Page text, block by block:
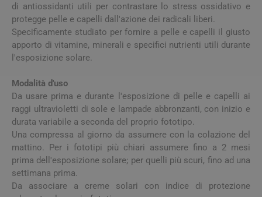
di antiossidanti utili per contrastare lo stress ossidativo e
protegge pelle e capelli dall'azione dei radicali liberi.
Specificamente studiato per fornire a pelle e capelli il giusto
apporto di vitamine, minerali e specifici nutrienti utili durante
l'esposizione solare.
Modalità d'uso
Da usare prima e durante l'esposizione di pelle e capelli ai
raggi ultravioletti di sole e lampade abbronzanti, con inizio e
durata variabile a seconda del proprio fototipo.
Una compressa al giorno da assumere con la colazione del
mattino. Per i fototipi più chiari assumere fino a 2 mesi
prima dell'esposizione solare; per quelli più scuri, fino ad una
settimana prima.
Da associare a creme solari con indice di protezione